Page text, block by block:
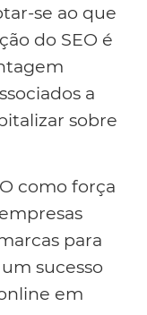
se ao que
do SEO é
a
sobre
como força
para
sucesso
em